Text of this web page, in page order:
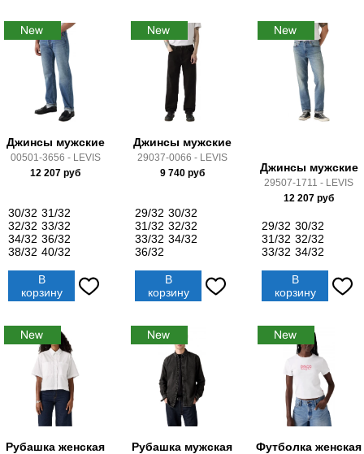
Джинсы мужские
00501-3656 - LEVIS
12 207 руб
30/32 31/32
32/32 33/32
34/32 36/32
38/32 40/32
В
корзину
Джинсы мужские
29037-0066 - LEVIS
9 740руб
29/32 30/32
31/32 32/32
33/32 34/32
36/32
В
корзину
Джинсы мужские
29507-1711 - LEVIS
12 207 руб
29/32 30/32
31/32 32/32
33/32 34/32
В
корзину
Рубашка женская Рубашка мужская Футболка женская